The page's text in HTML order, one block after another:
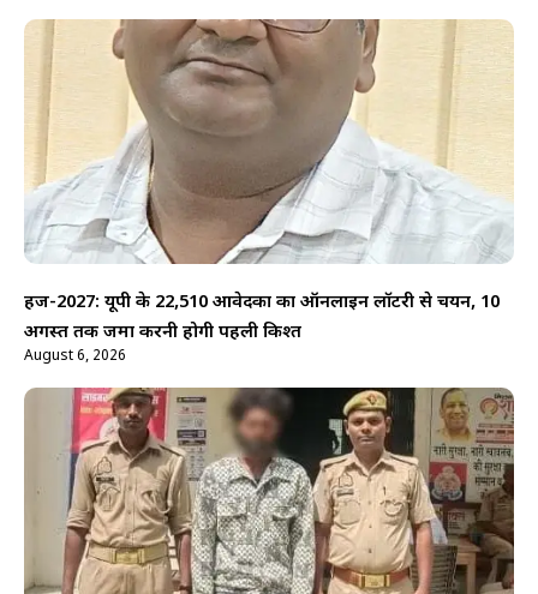
हज-2027: यूपी के 22,510 आवेदकों का ऑनलाइन लॉटरी से चयन, 10
अगस्त तक जमा करनी होगी पहली किश्त
August 6, 2026